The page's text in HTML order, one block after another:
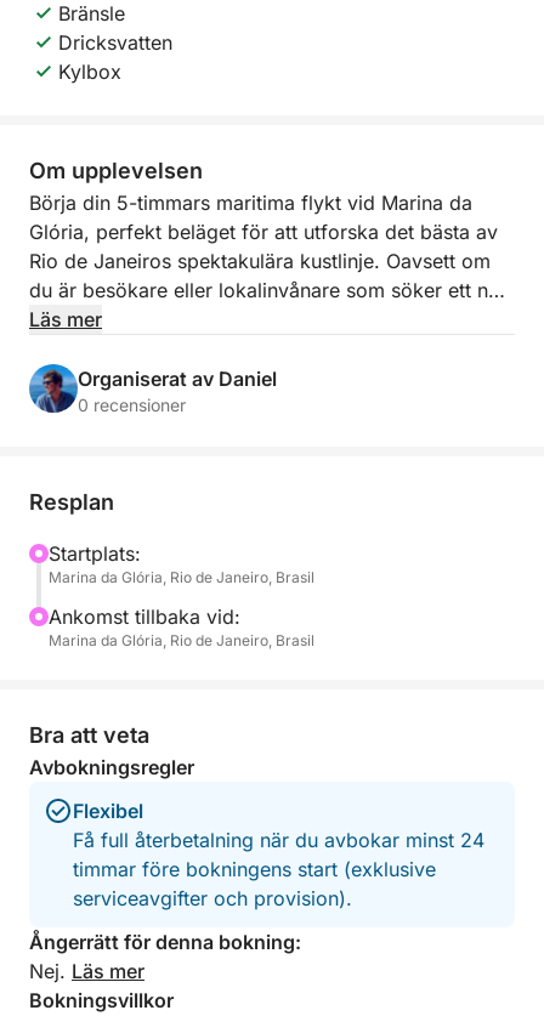
Bränsle
Dricksvatten
Kylbox
Om upplevelsen
Börja din 5-timmars maritima flykt vid Marina da
Glória, perfekt beläget för att utforska det bästa av
Rio de Janeiros spektakulära kustlinje. Oavsett om
du är besökare eller lokalinvånare som söker ett nytt
perspektiv på staden, erbjuder denna tur
Kryssa förbi ikoniska landmärken som Sockertoppen
den livliga naturen. Med färskvatten och is inkluderat
snacks för att fullända din upplevelse.
Denna tur är utformad för dig som vill njuta av
solskenet, andas havsluften och fly stadens hektiska
fånga oförglömliga minnen från Rio från en unik
vinkel.
Läs mer
Organiserat av Daniel
0 recensioner
Resplan
Startplats:
Marina da Glória, Rio de Janeiro, Brasil
Ankomst tillbaka vid:
Marina da Glória, Rio de Janeiro, Brasil
Bra att veta
Avbokningsregler
Flexibel
Få full återbetalning när du avbokar minst 24
timmar före bokningens start (exklusive
serviceavgifter och provision).
Ångerrätt för denna bokning:
Nej. Läs mer
Bokningsvillkor